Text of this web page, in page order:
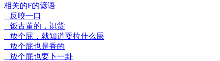
相关的F的谚语
反咬一口
饭古董的，识货
放个屁，就知道耍拉什么屎
放个屁也是香的
放个屁也要卜一卦